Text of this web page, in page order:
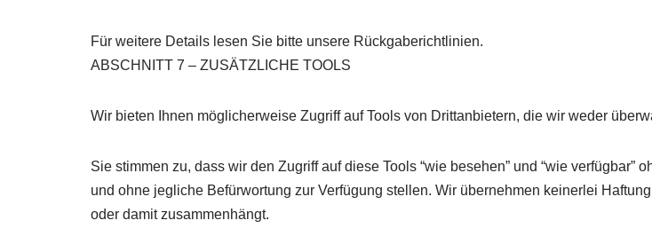
Für weitere Details lesen Sie bitte unsere Rückgaberichtlinien.
ABSCHNITT 7 – ZUSÄTZLICHE TOOLS
Wir bieten Ihnen möglicherweise Zugriff auf Tools von Drittanbietern, die wir weder
Sie stimmen zu, dass wir den Zugriff auf diese Tools “wie besehen” und “wie
und ohne jegliche Befürwortung zur Verfügung stellen. Wir übernehmen keinerlei
oder damit zusammenhängt.